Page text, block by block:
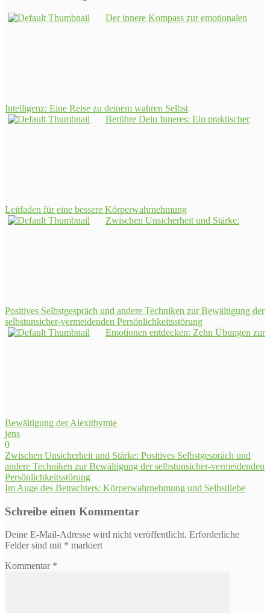
Der innere Kompass zur emotionalen
Intelligenz: Eine Reise zu deinem wahren Selbst
Berühre Dein Inneres: Ein praktischer
Leitfaden für eine bessere Körperwahrnehmung
Zwischen Unsicherheit und Stärke:
Positives Selbstgespräch und andere Techniken zur Bewältigung der
selbstunsicher-vermeidenden Persönlichkeitsstörung
Emotionen entdecken: Zehn Übungen zur
Bewältigung der Alexithymie
jens
0
Beitragsnavigation
Zwischen Unsicherheit und Stärke: Positives Selbstgespräch und
andere Techniken zur Bewältigung der selbstunsicher-vermeidenden
Persönlichkeitsstörung
Im Auge des Betrachters: Körperwahrnehmung und Selbstliebe
Schreibe einen Kommentar
Deine E-Mail-Adresse wird nicht veröffentlicht. Erforderliche
Felder sind mit * markiert
Kommentar *